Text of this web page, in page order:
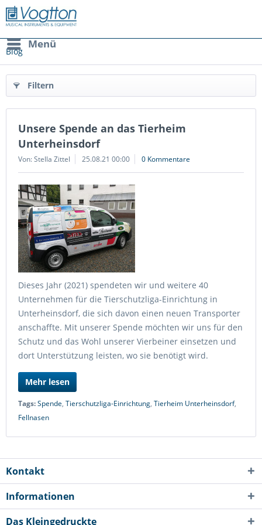
Menü
Blog
Filtern
Unsere Spende an das Tierheim
Unterheinsdorf
Von: Stella Zittel 25.08.21 00:00 0 Kommentare
Dieses Jahr (2021) spendeten wir und weitere 40
Unternehmen für die Tierschutzliga-Einrichtung in
Unterheinsdorf, die sich davon einen neuen Transporter
anschaffte. Mit unserer Spende möchten wir uns für den
Schutz und das Wohl unserer Vierbeiner einsetzen und
dort Unterstützung leisten, wo sie benötigt wird.
Mehr lesen
Tags:Spende, Tierschutzliga-Einrichtung, Tierheim Unterheinsdorf,
Fellnasen
Kontakt
Informationen
Das Kleingedruckte